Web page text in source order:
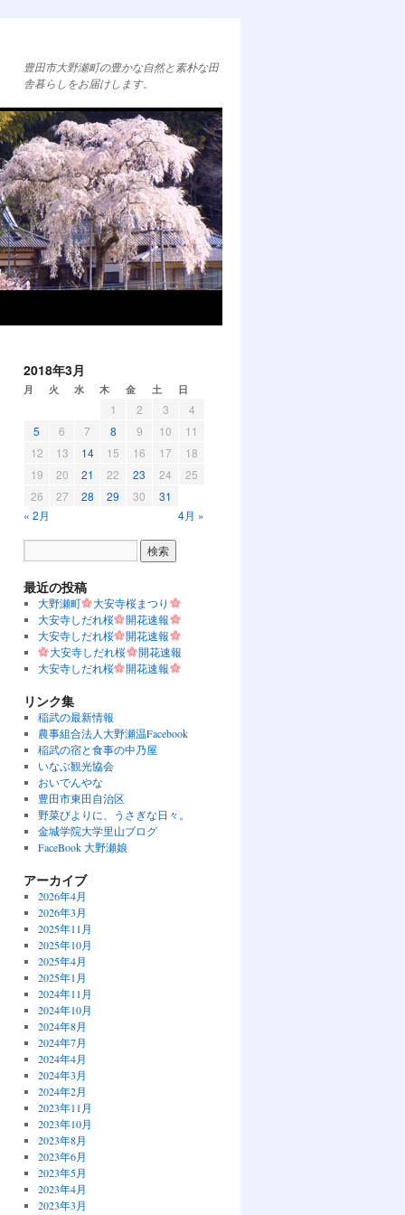
豊田市大野瀬町の豊かな自然と素朴な田
舎暮らしをお届けします。
2018年3月
月 火 水 木 金 土 日
1 2 3
4
5
6 7 8 9 10
11
12
13 14 15 16 17
18
19
20 21 22 23 24
25
26
27 28 29 30
31
« 2月
4月 »
最近の投稿
大野瀬町
大安寺桜まつり
大安寺しだれ桜
開花速報
大安寺しだれ桜
開花速報
大安寺しだれ桜
開花速報
大安寺しだれ桜
開花速報
リンク集
稲武の最新情報
農事組合法人大野瀬温Facebook
稲武の宿と食事の中乃屋
いなぶ観光協会
おいでんやな
豊田市東田自治区
野菜びよりに、うさぎな日々。
金城学院大学里山ブログ
FaceBook 大野瀬娘
アーカイブ
2026年4月
2026年3月
2025年11月
2025年10月
2025年4月
2025年1月
2024年11月
2024年10月
2024年8月
2024年7月
2024年4月
2024年3月
2024年2月
2023年11月
2023年10月
2023年8月
2023年6月
2023年5月
2023年4月
2023年3月